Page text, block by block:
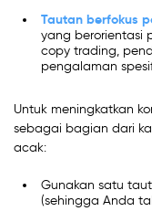
Tautan berfokus
yang berorientasi
copy trading,
pengalaman
Untuk meningkatkan
sebagai bagian dari
acak:
Gunakan satu
(sehingga Anda